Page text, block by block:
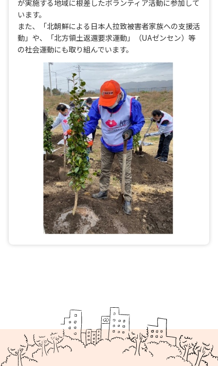
が実施する地域に根差したボランティア活動に参加して
います。
また、「北朝鮮による日本人拉致被害者家族への支援活
動」や、「北方領土返還要求運動」（UAゼンセン）等
の社会運動にも取り組んでいます。